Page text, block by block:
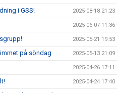
i GSS! 2025-08-18 21:23
2025-06-07 11:36
2025-05-21 19:53
på söndag 2025-05-13 21:09
2025-04-26 17:11
2025-04-24 17:40